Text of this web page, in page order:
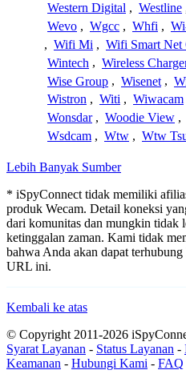
Western Digital , Westline
Wevo , Wgcc , Whfi ,
, Wifi Mi , Wifi Smart Net
Wintech , Wireless
Wise Group , Wisenet ,
Wistron , Witi , Wiwacam
Wonsdar , Woodie View ,
Wsdcam , Wtw , Wtw
Lebih Banyak Sumber
* iSpyConnect tidak memiliki
produk Wecam. Detail koneksi
dari komunitas dan mungkin tidak
ketinggalan zaman. Kami tidak
bahwa Anda akan dapat
URL ini.
Kembali ke atas
© Copyright 2011-2026
Syarat Layanan - Status Layanan -
Keamanan - Hubungi Kami - FAQ